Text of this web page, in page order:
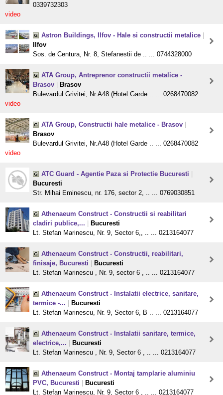
0339732303
video
Astron Buildings, Ilfov - Hale si constructii metalice
Ilfov
Sos. de Centura, Nr. 8, Stefanestii de .. ... 0744328000
ATA Group, Antreprenor constructii metalice -
Brasov
Brasov
Bulevardul Grivitei, Nr.A48 (Hotel Garde .. ... 0268470082
video
ATA Group, Constructii hale metalice - Brasov
Brasov
Bulevardul Grivitei, Nr.A48 (Hotel Garde .. ... 0268470082
video
ATC Guard - Agentie Paza si Protectie Bucuresti
Bucuresti
Str. Mihai Eminescu, nr. 176, sector 2, .. ... 0769030851
Athenaeum Construct - Constructii si reabilitari
cladiri publice,...
Bucuresti
Lt. Stefan Marinescu, Nr. 9, Sector 6,, .. ... 0213164077
Athenaeum Construct - Constructii, reabilitari,
finisaje, Bucuresti
Bucuresti
Lt. Stefan Marinescu , Nr. 9, sector 6 , .. ... 0213164077
Athenaeum Construct - Instalatii electrice, sanitare,
termice -...
Bucuresti
Lt. Stefan Marinescu, Nr. 9, Sector 6, B .. ... 0213164077
Athenaeum Construct - Instalatii sanitare, termice,
electrice,...
Bucuresti
Lt. Stefan Marinescu , Nr. 9, Sector 6 , .. ... 0213164077
Athenaeum Construct - Montaj tamplarie aluminiu
PVC, Bucuresti
Bucuresti
Lt. Stefan Marinescu, Nr. 9, Sector 6 , .. ... 0213164077